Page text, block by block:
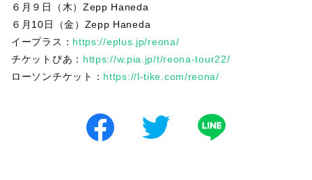
６月９日（木）Zepp Haneda
６月10日（金）Zepp Haneda
イープラス： https://eplus.jp/reona/
チケットぴあ： https://w.pia.jp/t/reona-tour22/
ローソンチケット： https://l-tike.com/reona/